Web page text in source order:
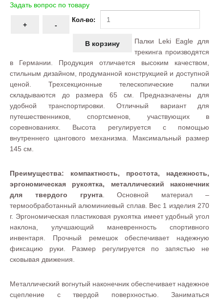
Задать вопрос по товару
Кол-во:
Палки Leki Eagle для
трекинга производятся
в Германии. Продукция отличается высоким качеством,
стильным дизайном, продуманной конструкцией и доступной
ценой. Трехсекционные телескопические палки
складываются до размера 65 см. Предназначены для
удобной транспортировки. Отличный вариант для
путешественников, спортсменов, участвующих в
соревнованиях. Высота регулируется с помощью
внутреннего цангового механизма. Максимальный размер
145 см.
Преимущества: компактность, простота, надежность,
эргономическая рукоятка, металлический наконечник
для твердого грунта. Основной материал –
термообработанный алюминиевый сплав. Вес 1 изделия 270
г. Эргономическая пластиковая рукоятка имеет удобный угол
наклона, улучшающий маневренность спортивного
инвентаря. Прочный ремешок обеспечивает надежную
фиксацию руки. Размер регулируется по запястью не
сковывая движения.
Металлический вогнутый наконечник обеспечивает надежное
сцепление с твердой поверхностью. Заниматься